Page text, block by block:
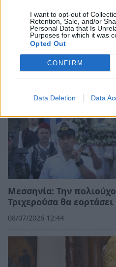
I want to opt-out of
Retention, Sale, and/or
Personal Data that Is
Purposes for which it was
Opted Out
CONFIRM
Data Deletion Data
Γιορτή Προφήτη Ηλία:
είναι πάντα ψηλά
20/07/2026 08:14
Μεσσηνία: Την
Τριχερούσα θα
08/07/2026 12:44